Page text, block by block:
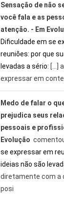
Sensação de não
você fala e as
atenção. - Em
Dificuldade em se
reuniões: por que
levadas a sério: […]
expressar em
Medo de falar o
prejudica seus
pessoais e
Evolução
se expressar em
ideias não são
diretamente com a
posi